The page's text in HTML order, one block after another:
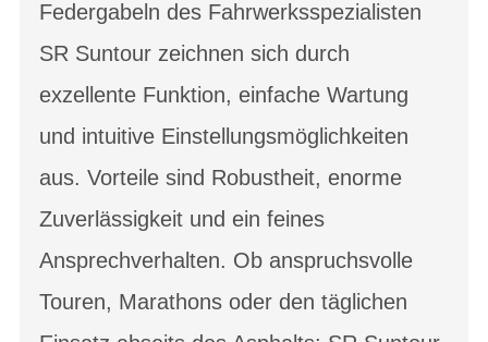
Federgabeln des Fahrwerksspezialisten
SR Suntour zeichnen sich durch
exzellente Funktion, einfache Wartung
und intuitive Einstellungsmöglichkeiten
aus. Vorteile sind Robustheit, enorme
Zuverlässigkeit und ein feines
Ansprechverhalten. Ob anspruchsvolle
Touren, Marathons oder den täglichen